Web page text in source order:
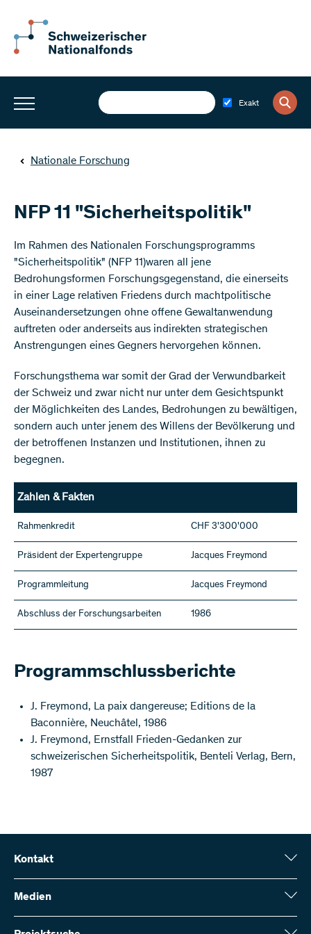
Exakt
Nationale Forschung
NFP 11 "Sicherheitspolitik"
Im Rahmen des Nationalen Forschungsprogramms
"Sicherheitspolitik" (NFP 11)waren all jene
Bedrohungsformen Forschungsgegenstand, die einerseits
in einer Lage relativen Friedens durch machtpolitische
Auseinandersetzungen ohne offene Gewaltanwendung
auftreten oder anderseits aus indirekten strategischen
Anstrengungen eines Gegners hervorgehen können.
Forschungsthema war somit der Grad der Verwundbarkeit
der Schweiz und zwar nicht nur unter dem Gesichtspunkt
der Möglichkeiten des Landes, Bedrohungen zu bewältigen,
sondern auch unter jenem des Willens der Bevölkerung und
der betroffenen Instanzen und Institutionen, ihnen zu
begegnen.
Zahlen & Fakten
Rahmenkredit CHF 3'300'000
Präsident der Expertengruppe Jacques Freymond
Programmleitung Jacques Freymond
Abschluss der Forschungsarbeiten 1986
Programmschlussberichte
J. Freymond, La paix dangereuse; Editions de la
Baconnière, Neuchâtel, 1986
J. Freymond, Ernstfall Frieden-Gedanken zur
schweizerischen Sicherheitspolitik, Benteli Verlag, Bern,
1987
Kontakt
Schweizerischer Nationalfonds (SNF)
Wildhainweg 3
Medien
Medienauskünfte